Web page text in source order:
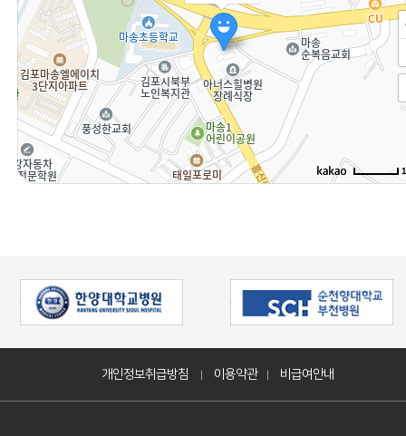
개인정보취급방침 이용약관 비급여안내